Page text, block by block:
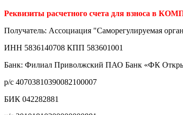
Реквизиты расчетного счета для взноса
Получатель: Ассоциация "Саморегулируемая
ИНН 5836140708 КПП 583601001
Банк: Филиал Приволжский ПАО Банк «ФК
р/с 40703810390082100007
БИК 042282881